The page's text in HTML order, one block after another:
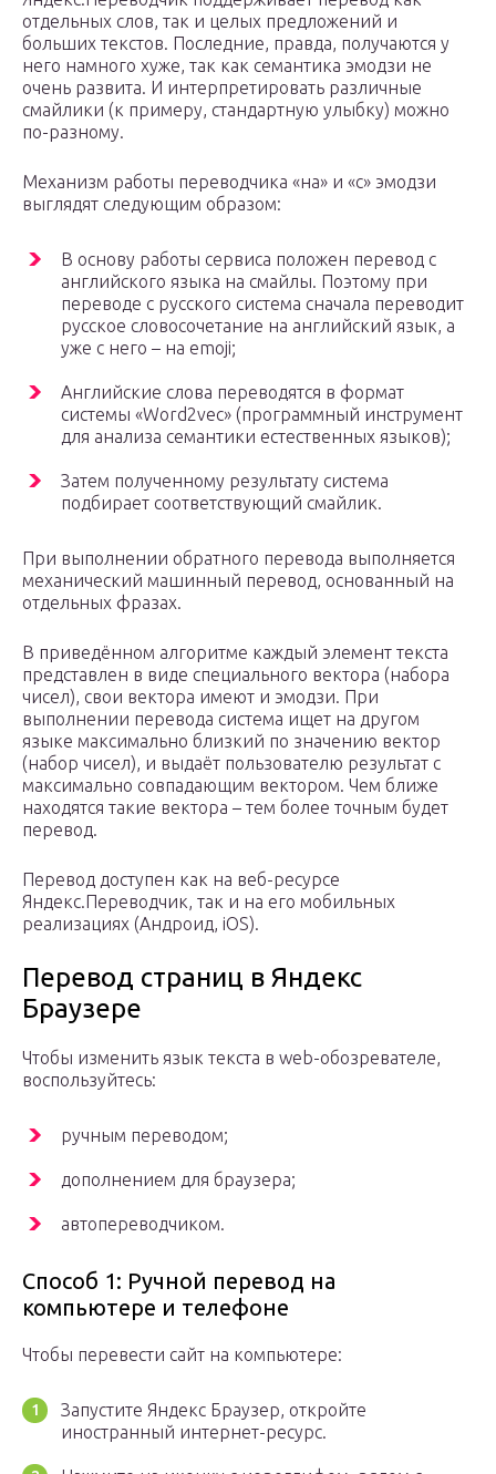
отдельных слов, так и целых предложений и
больших текстов. Последние, правда, получаются у
него намного хуже, так как семантика эмодзи не
очень развита. И интерпретировать различные
смайлики (к примеру, стандартную улыбку) можно
по-разному.
Механизм работы переводчика «на» и «с» эмодзи
выглядят следующим образом:
В основу работы сервиса положен перевод с
английского языка на смайлы. Поэтому при
переводе с русского система сначала переводит
русское словосочетание на английский язык, а
уже с него – на emoji;
Английские слова переводятся в формат
системы «Word2vec» (программный инструмент
для анализа семантики естественных языков);
Затем полученному результату система
подбирает соответствующий смайлик.
При выполнении обратного перевода выполняется
механический машинный перевод, основанный на
отдельных фразах.
В приведённом алгоритме каждый элемент текста
представлен в виде специального вектора (набора
чисел), свои вектора имеют и эмодзи. При
выполнении перевода система ищет на другом
языке максимально близкий по значению вектор
(набор чисел), и выдаёт пользователю результат с
максимально совпадающим вектором. Чем ближе
находятся такие вектора – тем более точным будет
перевод.
Перевод доступен как на веб-ресурсе
Яндекс.Переводчик, так и на его мобильных
реализациях (Андроид, iOS).
Перевод страниц в Яндекс
Браузере
Чтобы изменить язык текста в web-обозревателе,
воспользуйтесь:
ручным переводом;
дополнением для браузера;
автопереводчиком.
Способ 1: Ручной перевод на
компьютере и телефоне
Чтобы перевести сайт на компьютере:
Запустите Яндекс Браузер, откройте
иностранный интернет-ресурс.